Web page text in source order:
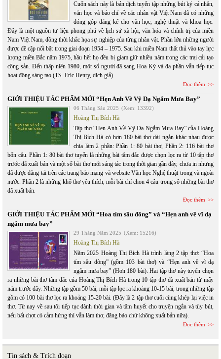
Cuốn sách này là bản dịch tuyển tập những bút ký cá nhân,
văn học và báo chí về các nhân vật Việt Nam đã có những
đóng góp đáng kể cho văn học, nghệ thuật và khoa học.
Đây là một nguồn tư liệu phong phú về lịch sử xã hội, văn hóa và chính trị của miền
Nam Việt Nam, đồng thời khắc họa sự nghiệp của từng nhân vật. Phần lớn những người
được đề cập nổi bật trong giai đoạn 1954 – 1975. Sau khi miền Nam thất thủ vào tay lực
lượng miền Bắc năm 1975, hầu hết họ đều bị giam giữ nhiều năm trong các trại cải tạo
cộng sản. Đến thập niên 1980, một số người đã sang Hoa Kỳ và đa phần vẫn tiếp tục
hoạt động sáng tạo.(TS. Eric Henry, dịch giả)
Đọc thêm
GIỚI THIỆU TÁC PHẨM MỚI “Hẹn Anh Về Vỹ Dạ Ngắm Mưa Bay”
06 Tháng Sáu 2025 (Xem: 13392)
Hoàng Thị Bích Hà
Tập thơ “Hẹn Anh Về Vỹ Dạ Ngắm Mưa Bay” của Hoàng
Thị Bích Hà có hơn 180 bài thơ dài ngắn khác nhau được
chia làm 2 phần: Phần 1: 80 bài thơ, Phần 2: 116 bài thơ
bốn câu. Phần 1: 80 bài thơ tuyển là những bài tâm đắc được chọn lọc ra từ 10 tập thơ
trước đã xuất bản và một số bài thơ mới sáng tác trong thời gian gần đây, chưa in nhưng
đã được đăng tải trên các trang báo mạng và website Văn học Nghệ thuật trong và ngoài
nước. Phần 2 là những khổ thơ yêu thích, mỗi bài chỉ chon 4 câu trong số những bài thơ
đã xuất bản.
Đọc thêm
GIỚI THIỆU TÁC PHẨM MỚI “Hoa tím sầu đông” và “Hẹn anh về vĩ dạ
ngắm mưa bay”
29 Tháng Năm 2025 (Xem: 15216)
Hoàng Thị Bích Hà
Năm 2025 Hoàng Thị Bích Hà trình làng 2 tập thơ: “Hoa
tím sầu đông” (gồm 103 bài thơ) và “Hẹn anh về vĩ dạ
ngắm mưa bay” (Hơn 180 bài). Hai tập thơ này tuyển chọn
ra những bài thơ tâm đắc của Hoàng Thị Bích Hà trong 10 tập thơ đã xuất bản từ mấy
năm trước đây. Những tập gồm 50 bài, mỗi tập lọc ra khoảng 10-15 bài, trong những tập
gồm có 100 bài thơ lọc ra khoảng 15-20 bài. (Đây là 2 tập thơ cuối cùng khép lại việc in
thơ. Từ nay về sau tôi tiếp tục dành thời gian và tâm huyết cho truyện ngắn và tùy bút,
nếu bất chợt có cảm hứng thì vẫn làm thơ, đăng báo chứ không xuất bản nữa).
Đọc thêm
Tin sách & Trích đoạn